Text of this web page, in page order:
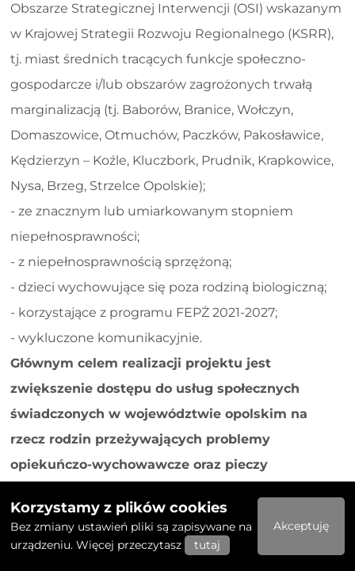
Obszarze Strategicznej Interwencji (OSI) wskazanym
w Krajowej Strategii Rozwoju Regionalnego (KSRR),
tj. miast średnich tracących funkcje społeczno-
gospodarcze i/lub obszarów zagrożonych trwałą
marginalizacją (tj. Baborów, Branice, Wołczyn,
Domaszowice, Otmuchów, Paczków, Pakosławice,
Kędzierzyn – Koźle, Kluczbork, Prudnik, Krapkowice,
Nysa, Brzeg, Strzelce Opolskie);
- ze znacznym lub umiarkowanym stopniem
niepełnosprawności;
- z niepełnosprawnością sprzężoną;
- dzieci wychowujące się poza rodziną biologiczną;
- korzystające z programu FEPŻ 2021-2027;
- wykluczone komunikacyjnie.
Głównym celem realizacji projektu jest
zwiększenie dostępu do usług społecznych
świadczonych w województwie opolskim na
rzecz rodzin przeżywających problemy
opiekuńczo-wychowawcze oraz pieczy
lub dysfunkcje ww. grup oraz profilaktycznie
przeciwdziałać ich marginalizacji.
Korzystamy z plików cookies
Bez zmiany ustawień pliki są zapisywane na
urządzeniu. Więcej przeczytasz
tutaj
Akceptuję